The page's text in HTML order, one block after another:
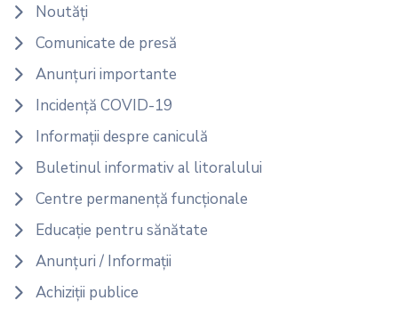
Noutăți
Comunicate de presă
Anunțuri importante
Incidență COVID-19
Informații despre caniculă
Buletinul informativ al litoralului
Centre permanență funcționale
Educație pentru sănătate
Anunțuri / Informații
Achiziții publice